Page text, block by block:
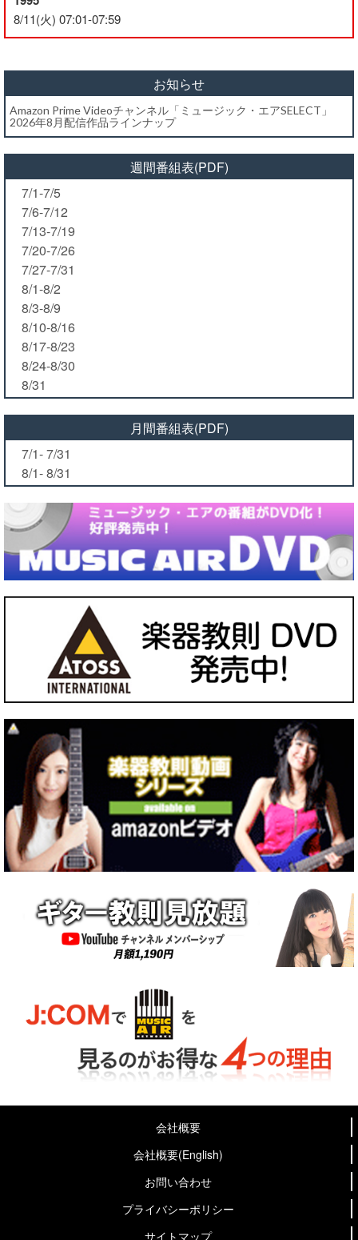
8/11(火) 07:01-07:59
お知らせ
Amazon Prime Videoチャンネル「ミュージック・エアSELECT」
2026年8月配信作品ラインナップ
週間番組表(PDF)
7/1-7/5
7/6-7/12
7/13-7/19
7/20-7/26
7/27-7/31
8/1-8/2
8/3-8/9
8/10-8/16
8/17-8/23
8/24-8/30
8/31
月間番組表(PDF)
7/1- 7/31
8/1- 8/31
会社概要
会社概要(English)
お問い合わせ
プライバシーポリシー
サイトマップ